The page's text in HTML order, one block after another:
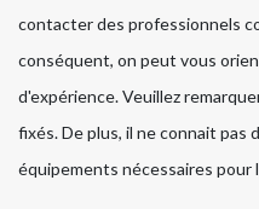
contacter des professionnels
conséquent, on peut vous
d'expérience. Veuillez
fixés. De plus, il ne connait
équipements nécessaires